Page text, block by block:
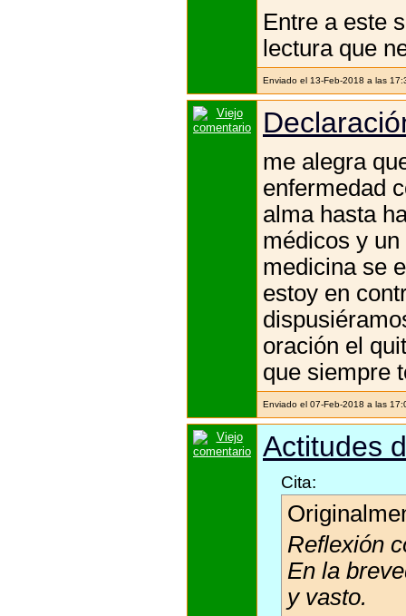
Entre a este
lectura que
Enviado el 13-Feb-2018 a las
me alegra
enfermedad
alma hasta
médicos y
medicina se
estoy en
oración el
que siempre
Enviado el 07-Feb-2018 a las
Actitudes
Cita:
Reflexión
En la
y vasto.